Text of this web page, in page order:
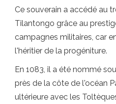
Ce souverain a accédé au
Tilantongo grâce au
campagnes militaires, car
l'héritier de la progéniture.
En 1083, il a été nommé
près de la côte de l'océan
ultérieure avec les